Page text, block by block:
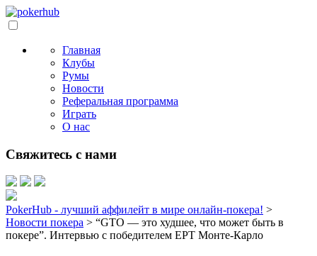
Главная
Клубы
Румы
Новости
Реферальная программа
Играть
О нас
Свяжитесь с нами
PokerHub - лучший аффилейт в мире онлайн-покера! >
Новости покера > “GTO — это худшее, что может быть в
покере”. Интервью с победителем EPT Монте-Карло